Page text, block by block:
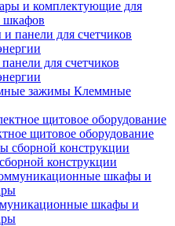
и комплектующие для
шкафов
для счетчиков
Клеммные
щитовое оборудование
конструкции
шкафы и